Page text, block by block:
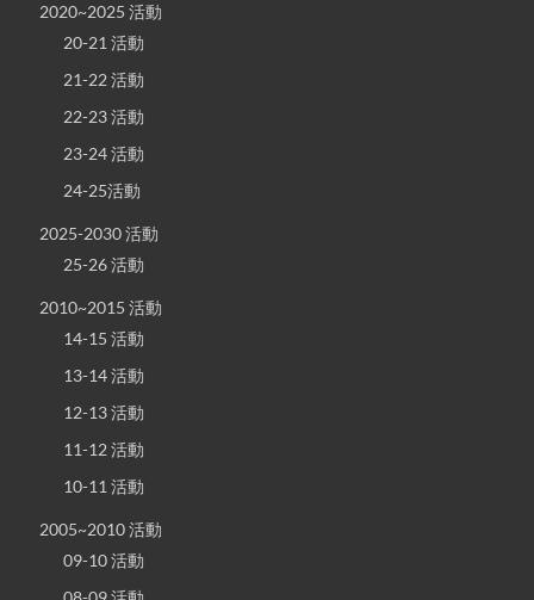
2020~2025 活動
20-21 活動
21-22 活動
22-23 活動
23-24 活動
24-25活動
2025-2030 活動
25-26 活動
2010~2015 活動
14-15 活動
13-14 活動
12-13 活動
11-12 活動
10-11 活動
2005~2010 活動
09-10 活動